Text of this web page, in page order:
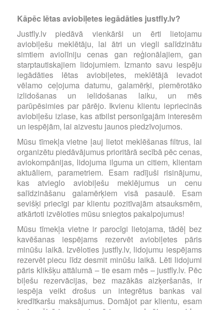
Kāpēc lētas aviobiļetes iegādāties justfly.lv?
Justfly.lv piedāvā vienkārši un ērti lietojamu
aviobiļešu meklētāju, lai ātri un viegli salīdzinātu
simtiem aviolīniju cenas gan reģionālajiem, gan
starptautiskajiem lidojumiem. Izmanto savu iespēju
iegādāties lētas aviobiļetes, meklētājā ievadot
vēlamo ceļojuma datumu, galamērķi, piemērotāko
izlidošanas un ielidošanas laiku, un mēs
parūpēsimies par pārējo. Ikvienu klientu iepriecinās
aviobiļešu izlase, kas atbilst personīgajām interesēm
un iespējām, lai aizvestu jaunos piedzīvojumos.
Mūsu tīmekļa vietne ļauj lietot meklēšanas filtrus, lai
organizētu piedāvājumus prioritārā secībā pēc cenas,
aviokompānijas, lidojuma ilguma un citiem, klientam
aktuāliem, parametriem. Esam radījuši risinājumu,
kas atvieglo aviobiļešu meklējumus un cenu
salīdzināšanu galamērķiem visā pasaulē. Esam
sevišķi priecīgi par klientu pozitīvajām atsauksmēm,
atkārtoti izvēloties mūsu sniegtos pakalpojumus!
Mūsu tīmekļa vietne ir parocīgi lietojama, tādēļ bez
kavēšanas iespējams rezervēt aviobiļetes pāris
minūšu laikā. Izvēloties justfly.lv, lidojumu iespējams
rezervēt piecu līdz desmit minūšu laikā. Lēti lidojumi
pāris klikšķu attālumā – tie esam mēs – justfly.lv. Pēc
biļešu rezervācijas, bez mazākās aizķeršanās, ir
iespēja veikt drošus un integrētus bankas vai
kredītkaršu maksājumus. Domājot par klientu, esam